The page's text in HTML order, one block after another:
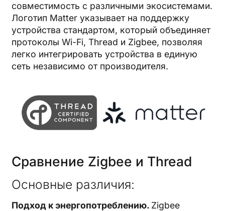
совместимость с различными экосистемами.
Логотип Matter указывает на поддержку
устройства стандартом, который объединяет
протоколы Wi-Fi, Thread и Zigbee, позволяя
легко интегрировать устройства в единую
сеть независимо от производителя.
Сравнение Zigbee и Thread
Основные различия:
Подход к энергопотреблению. Zigbee